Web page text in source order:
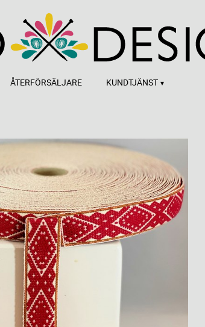
ÅTERFÖRSÄLJARE KUNDTJÄNST